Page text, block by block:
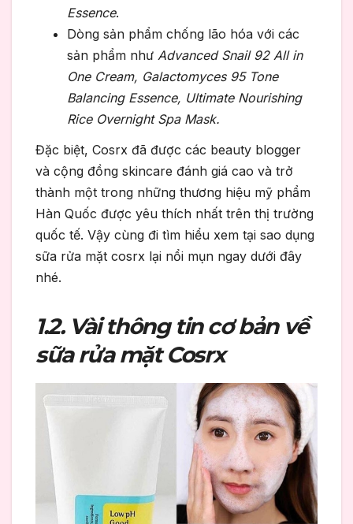
Essence.
Dòng sản phẩm chống lão hóa với các
sản phẩm như Advanced Snail 92 All in
One Cream, Galactomyces 95 Tone
Balancing Essence, Ultimate Nourishing
Rice Overnight Spa Mask.
Đặc biệt, Cosrx đã được các beauty blogger
và cộng đồng skincare đánh giá cao và trở
thành một trong những thương hiệu mỹ phẩm
Hàn Quốc được yêu thích nhất trên thị trường
quốc tế. Vậy cùng đi tìm hiểu xem tại sao dụng
sữa rửa mặt cosrx lại nổi mụn ngay dưới đây
nhé.
1.2. Vài thông tin cơ bản về
sữa rửa mặt Cosrx